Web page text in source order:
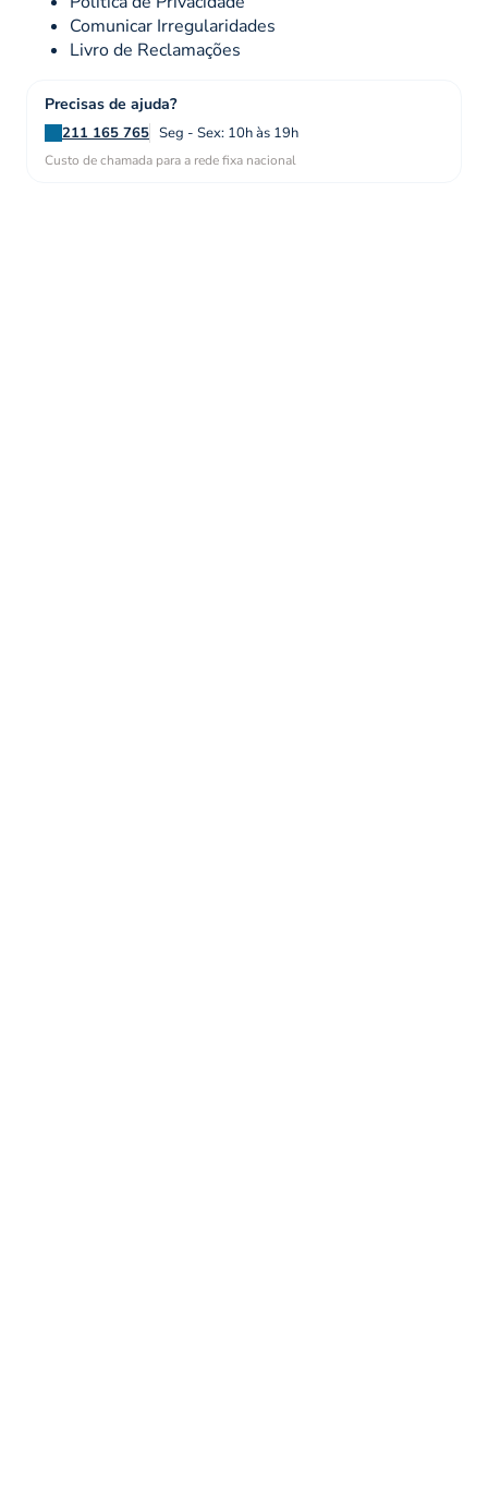
Comunicar Irregularidades
Livro de Reclamações
Precisas de ajuda?
211 165 765 Seg - Sex: 10h às 19h
Custo de chamada para a rede fixa nacional